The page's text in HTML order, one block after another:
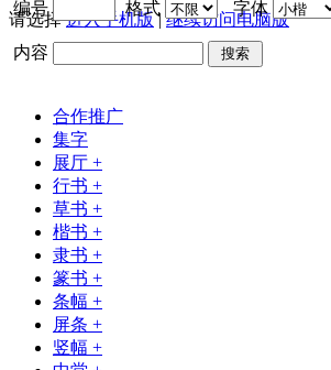
请选择进入手机版 | 继续访问电脑版
编号 格式 字体
内容 搜索
合作推广
集字
展厅 +
行书 +
草书 +
楷书 +
隶书 +
篆书 +
条幅 +
屏条 +
竖幅 +